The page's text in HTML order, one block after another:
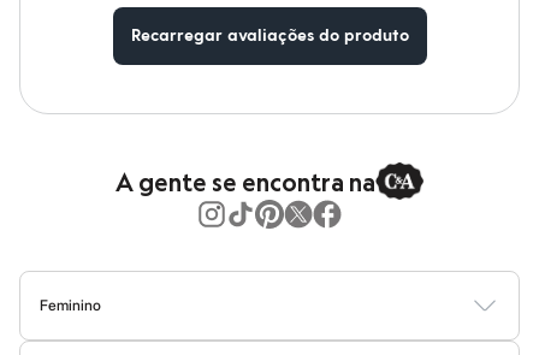
Camisetas e Regatas
Casacos e Jaquetas
Bolsas e Mochilas
Óculos
Relógios
Botas
Recarregar avaliações do produto
A gente se encontra na
Feminino
BlusasCalçasVestidosSaiasCasacosModa PraiaModa Íntima